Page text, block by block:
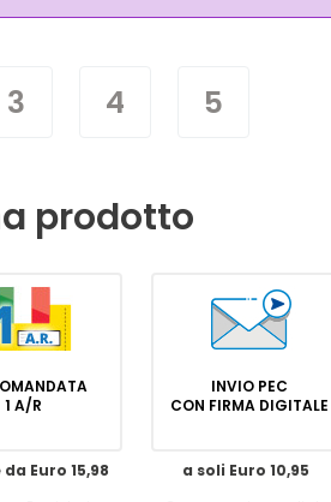
3 4 5
prodotto
1 A/R
Euro 15,98
INVIO PEC
CON FIRMA DIGITALE
a soli Euro 10,95